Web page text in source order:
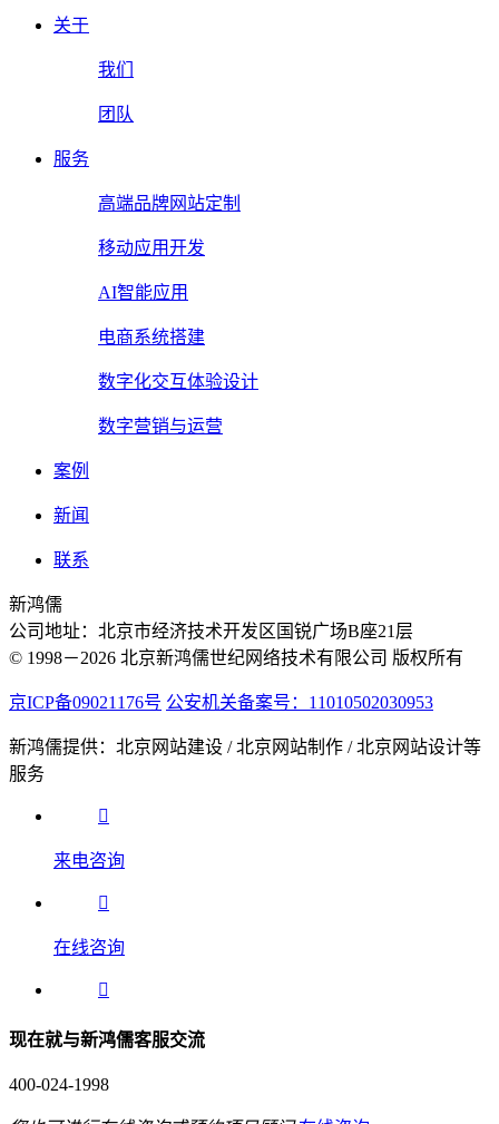
关于
我们
团队
服务
高端品牌网站定制
移动应用开发
AI智能应用
电商系统搭建
数字化交互体验设计
数字营销与运营
案例
新闻
联系
新鸿儒
公司地址：北京市经济技术开发区国锐广场B座21层
© 1998－2026 北京新鸿儒世纪网络技术有限公司 版权所有
京ICP备09021176号 公安机关备案号：11010502030953
新鸿儒提供：北京网站建设 / 北京网站制作 / 北京网站设计等
服务
来电咨询
在线咨询
现在就与新鸿儒客服交流
400-024-1998